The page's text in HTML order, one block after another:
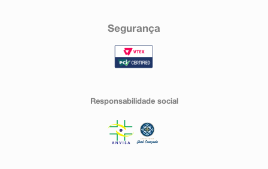
Segurança
Responsabilidade social